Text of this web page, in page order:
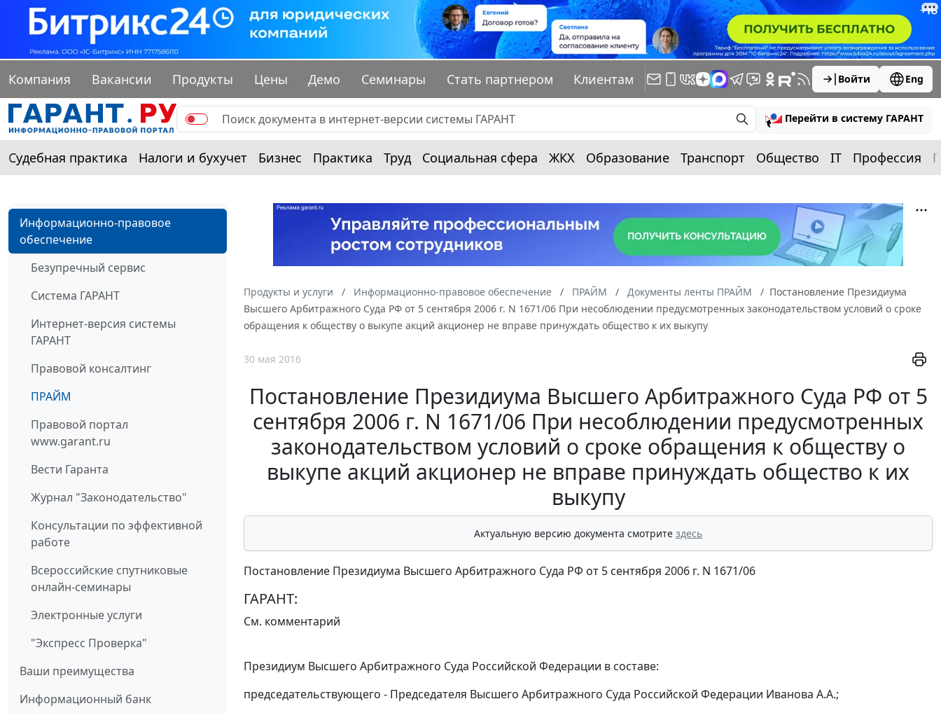
Компания Вакансии Продукты Цены Демо Семинары Стать партнером Клиентам Войти Eng
Перейти в систему ГАРАНТ
Судебная практика Налоги и бухучет Бизнес Практика Труд Социальная сфера ЖКХ Образование Транспорт Общество IT Профессия
Информационно-правовое
обеспечение
Безупречный сервис
Система ГАРАНТ
Интернет-версия системы
ГАРАНТ
Правовой консалтинг
ПРАЙМ
Правовой портал
www.garant.ru
Вести Гаранта
Журнал "Законодательство"
Консультации по эффективной
работе
Всероссийские спутниковые
онлайн-семинары
Электронные услуги
"Экспресс Проверка"
Ваши преимущества
Информационный банк
Продукты и услуги Информационно-правовое обеспечение ПРАЙМ Документы ленты ПРАЙМ
Постановление Президиума
Высшего Арбитражного Суда РФ от 5 сентября 2006 г. N 1671/06 При несоблюдении предусмотренных законодательством условий о сроке
обращения к обществу о выкупе акций акционер не вправе принуждать общество к их выкупу
30 мая 2016
Постановление Президиума Высшего Арбитражного Суда РФ от 5
сентября 2006 г. N 1671/06 При несоблюдении предусмотренных
законодательством условий о сроке обращения к обществу о
выкупе акций акционер не вправе принуждать общество к их
выкупу
Актуальную версию документа смотрите здесь
Постановление Президиума Высшего Арбитражного Суда РФ от 5 сентября 2006 г. N 1671/06
ГАРАНТ:
См. комментарий
Президиум Высшего Арбитражного Суда Российской Федерации в составе:
председательствующего - Председателя Высшего Арбитражного Суда Российской Федерации Иванова А.А.;